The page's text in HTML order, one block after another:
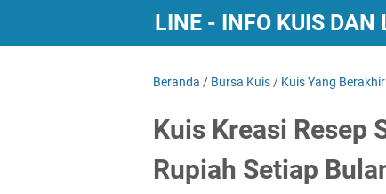
KUIS ONLINE - INFO KUIS DAN
Beranda / Bursa Kuis / Kuis Yang Berakhir
Kuis Kreasi Resep
Rupiah Setiap